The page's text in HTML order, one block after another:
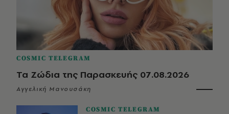
COSMIC TELEGRAM
Τα Ζώδια της Παρασκευής 07.08.2026
Αγγελική Μανουσάκη
COSMIC TELEGRAM